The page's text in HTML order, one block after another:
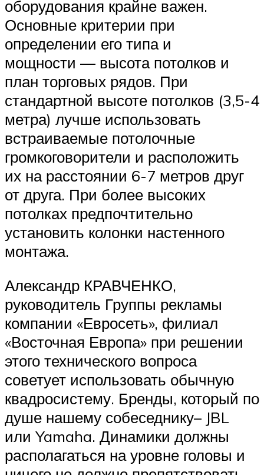
оборудования крайне важен.
Основные критерии при
определении его типа и
мощности — высота потолков и
план торговых рядов. При
стандартной высоте потолков (3,5-4
метра) лучше использовать
встраиваемые потолочные
громкоговорители и расположить
их на расстоянии 6-7 метров друг
от друга. При более высоких
потолках предпочтительно
установить колонки настенного
монтажа.
Александр КРАВЧЕНКО,
руководитель Группы рекламы
компании «Евросеть», филиал
«Восточная Европа» при решении
этого технического вопроса
советует использовать обычную
квадросистему. Бренды, который по
душе нашему собеседнику– JBL
или Yamaha. Динамики должны
располагаться на уровне головы и